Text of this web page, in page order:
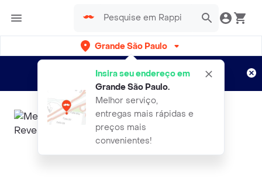
Grande São Paulo
Insira seu endereço em
Grande São Paulo.
Melhor serviço,
entregas mais rápidas e
preços mais
convenientes!
Entregas grátis por 15 dias!
Aplicam T&C